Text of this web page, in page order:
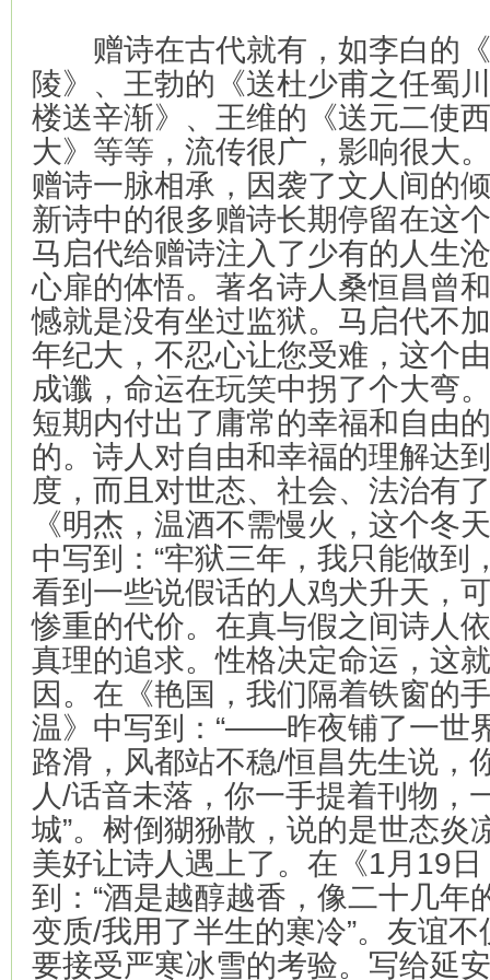
赠诗在古代就有，如李白的《
陵》、王勃的《送杜少甫之任蜀
楼送辛渐》、王维的《送元二使
大》等等，流传很广，影响很大
赠诗一脉相承，因袭了文人间的
新诗中的很多赠诗长期停留在这
马启代给赠诗注入了少有的人生
心扉的体悟。著名诗人桑恒昌曾
憾就是没有坐过监狱。马启代不
年纪大，不忍心让您受难，这个
成谶，命运在玩笑中拐了个大弯
短期内付出了庸常的幸福和自由
的。诗人对自由和幸福的理解达
度，而且对世态、社会、法治有
《明杰，温酒不需慢火，这个冬
中写到：“牢狱三年，我只能做到
看到一些说假话的人鸡犬升天，
惨重的代价。在真与假之间诗人
真理的追求。性格决定命运，这
因。在《艳国，我们隔着铁窗的
温》中写到：“——昨夜铺了一世
路滑，风都站不稳/恒昌先生说，
人/话音未落，你一手提着刊物，
城”。树倒猢狲散，说的是世态炎
美好让诗人遇上了。在《1月19
到：“酒是越醇越香，像二十几年
变质/我用了半生的寒冷”。友谊
要接受严寒冰雪的考验。写给延